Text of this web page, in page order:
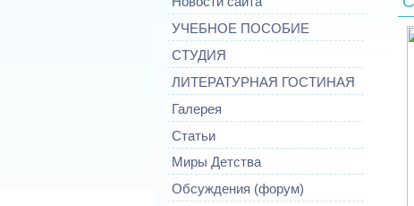
УЧЕБНОЕ ПОСОБИЕ
СТУДИЯ
ЛИТЕРАТУРНАЯ ГОСТИНАЯ
Галерея
Статьи
Миры Детства
Обсуждения (форум)